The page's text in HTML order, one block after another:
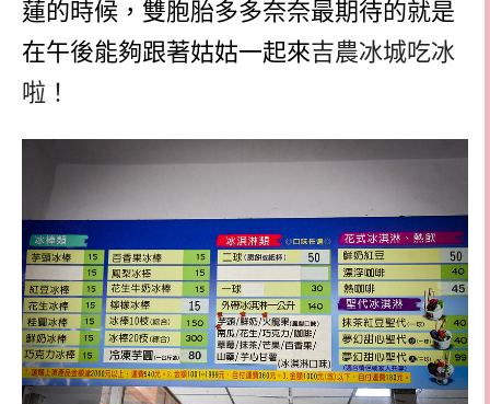
蓮的時候，雙胞胎多多奈奈最期待的就是
在午後能夠跟著姑姑一起來吉農冰城吃冰
啦！